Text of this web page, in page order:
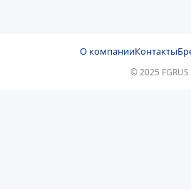
О компанииКонтакты
© 2025 FGRUS